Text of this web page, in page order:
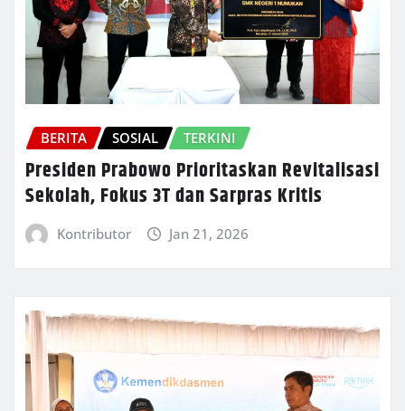
BERITA SOSIAL TERKINI
Presiden Prabowo Prioritaskan Revitalisasi
Sekolah, Fokus 3T dan Sarpras Kritis
Kontributor Jan 21, 2026